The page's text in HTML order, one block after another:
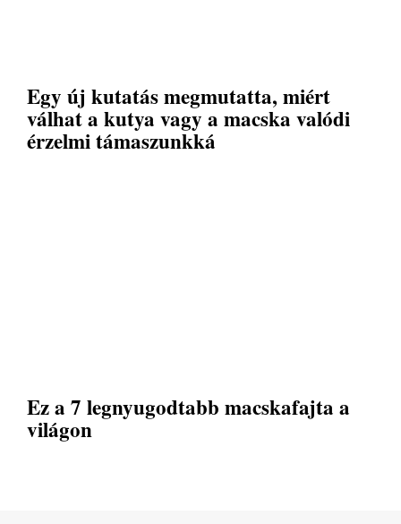
Egy új kutatás megmutatta, miért
válhat a kutya vagy a macska valódi
érzelmi támaszunkká
Ez a 7 legnyugodtabb macskafajta a
világon